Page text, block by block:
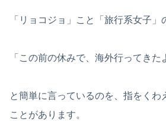
「リョコジョ」こと「旅行系女子」
「この前の休みで、海外行ってきた
と簡単に言っているのを、指をくわ
ことがあります。